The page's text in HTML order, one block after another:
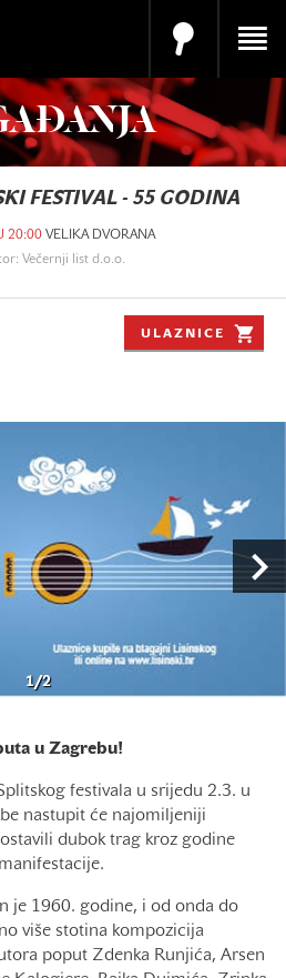
FESTIVAL - 55 GODINA
20:00 VELIKA DVORANA
Večernji list d.o.o.
ULAZNICE
1/2
u Zagrebu!
festivala u srijedu 2.3. u
nastupit će najomiljeniji
dubok trag kroz godine
je 1960. godine, i od onda do
više stotina kompozicija
poput Zdenka Runjića, Arsen